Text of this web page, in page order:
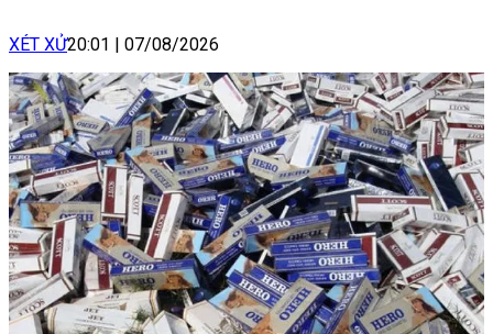
XÉT XỬ20:01 07/08/2026